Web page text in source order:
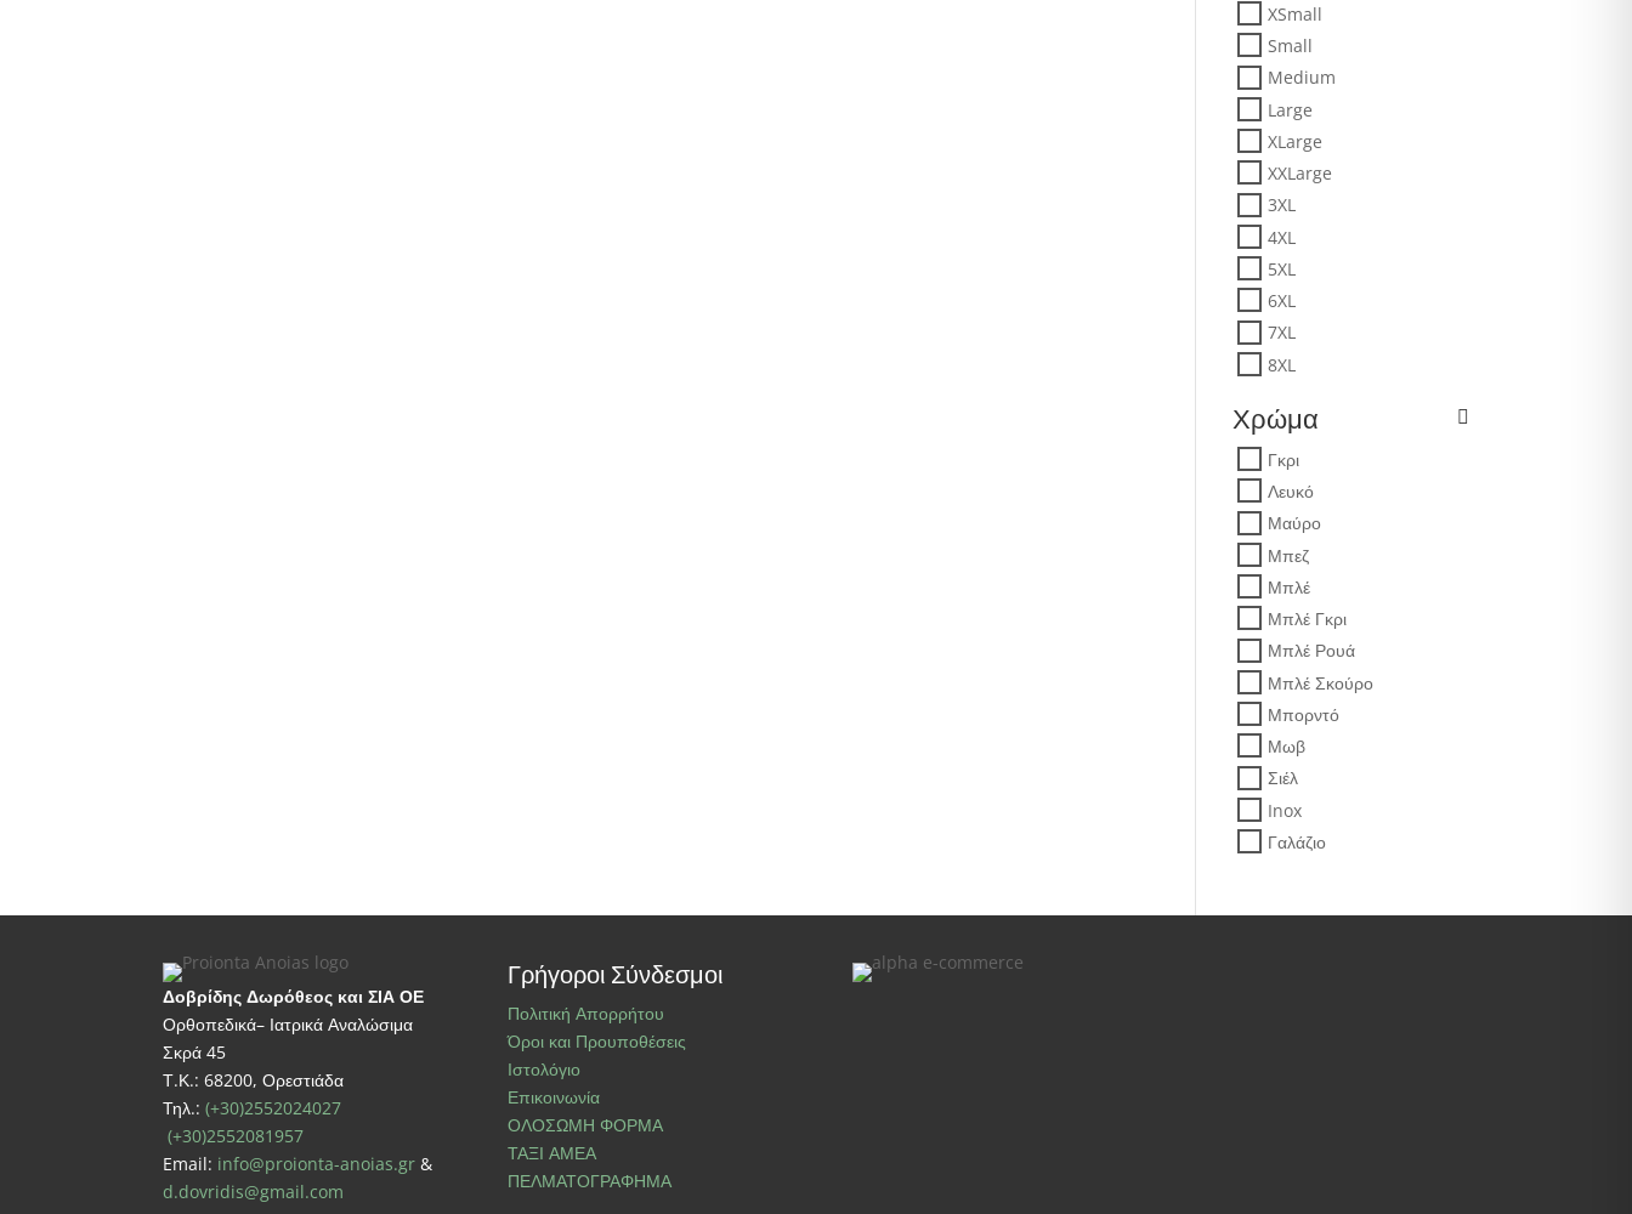
XSmall
Small
Medium
Large
XLarge
XXLarge
3XL
4XL
5XL
6XL
7XL
8XL
Χρώμα
Γκρι
Λευκό
Μαύρο
Μπεζ
Μπλέ
Μπλέ Γκρι
Μπλέ Ρουά
Μπλέ Σκούρο
Μπορντό
Μωβ
Σιέλ
Inox
Γαλάζιο
Δοβρίδης Δωρόθεος και ΣΙΑ ΟΕ
Ορθοπεδικά– Ιατρικά Αναλώσιμα
Σκρά 45
Τ.Κ.: 68200, Ορεστιάδα
Τηλ.:(+30)2552024027
(+30)2552081957
Email: info@proionta-anoias.gr &
d.dovridis@gmail.com
Γρήγοροι Σύνδεσμοι
Πολιτική Απορρήτου
Όροι και Προυποθέσεις
Ιστολόγιο
Επικοινωνία
ΟΛΟΣΩΜΗ ΦΟΡΜΑ
ΤΑΞΙ ΑΜΕΑ
ΠΕΛΜΑΤΟΓΡΑΦΗΜΑ